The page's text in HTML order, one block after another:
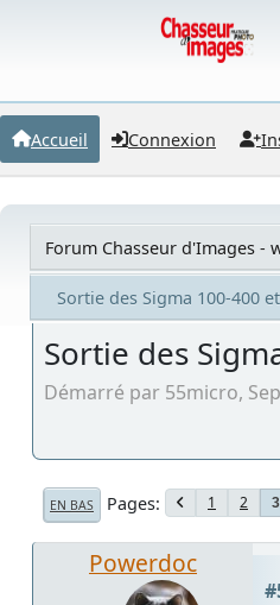
Accueil Connexion
Forum Chasseur d'Images -
Sortie des Sigma 100-400
Sortie des
Démarré par 55micro,
EN BAS Pages 1 2 3
Powerdoc